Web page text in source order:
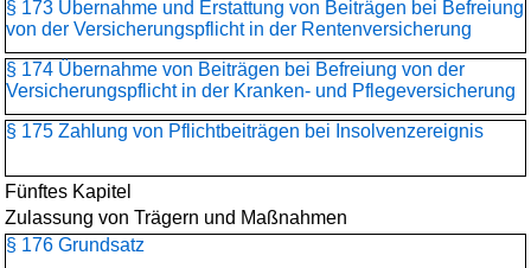
§ 173 Übernahme und Erstattung von Beiträgen bei Befreiung
von der Versicherungspflicht in der Rentenversicherung
§ 174 Übernahme von Beiträgen bei Befreiung von der
Versicherungspflicht in der Kranken- und Pflegeversicherung
§ 175 Zahlung von Pflichtbeiträgen bei Insolvenzereignis
Fünftes Kapitel
Zulassung von Trägern und Maßnahmen
§ 176 Grundsatz